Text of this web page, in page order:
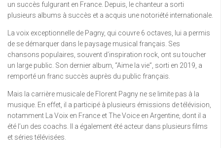
un succès fulgurant en France. Depuis, le chanteur a sorti
plusieurs albums à succès et a acquis une notoriété internationale.
La voix exceptionnelle de Pagny, qui couvre 6 octaves, lui a permis
de se démarquer dans le paysage musical français. Ses
chansons populaires, souvent d’inspiration rock, ont su toucher
un large public. Son dernier album, “Aime la vie”, sorti en 2019, a
remporté un franc succès auprès du public français.
Mais la carrière musicale de Florent Pagny ne se limite pas à la
musique. En effet, il a participé à plusieurs émissions de télévision,
notamment La Voix en France et The Voice en Argentine, dont il a
été l’un des coachs. Il a également été acteur dans plusieurs films
et séries télévisées.